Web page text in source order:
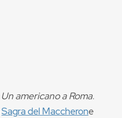
Un americano a Roma.
Sagra del Maccherone